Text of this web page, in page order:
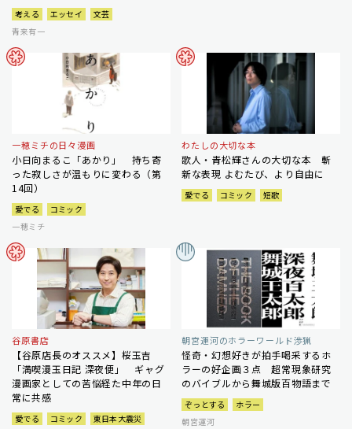
考える エッセイ
文芸
青来有一
一穂ミチの日々漫画
小日向まるこ「あかり」 持ち寄
った寂しさが温もりに変わる（第
14回）
愛でる
コミック
一穂ミチ
わたしの大切な本
歌人・青松輝さんの大切な本 斬
新な表現 よむたび、より自由に
愛でる コミック 短歌
谷原書店
【谷原店長のオススメ】桜玉吉
「満喫漫玉日記 深夜便」 ギャグ
漫画家としての苦悩経た中年の日
常に共感
愛でる コミック
東日本大震災
朝宮運河のホラーワールド渉猟
怪奇・幻想好きが拍手喝采するホ
ラーの好企画３点 超常現象研究
のバイブルから舞城版百物語まで
ぞっとする
ホラー
朝宮運河